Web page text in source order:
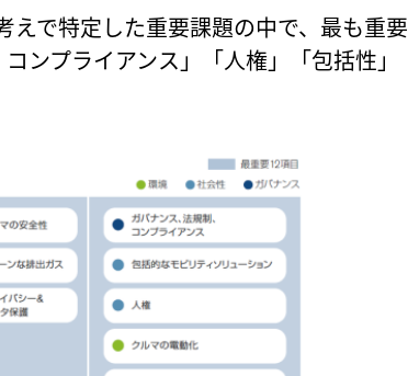
えで特定した重要課題の中で、最も重要
ンプライアンス」「人権」「包括性」